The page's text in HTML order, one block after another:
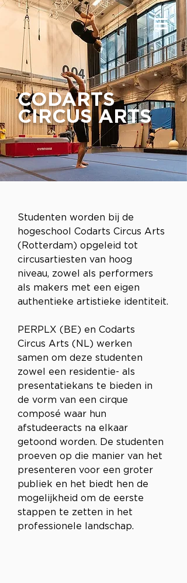
CODARTS
CIRCUS ARTS
Studenten worden bij de
hogeschool Codarts Circus Arts
(Rotterdam) opgeleid tot
circusartiesten van hoog
niveau, zowel als performers
als makers met een eigen
authentieke artistieke identiteit.
PERPLX (BE) en Codarts
Circus Arts (NL) werken
samen om deze studenten
zowel een residentie- als
presentatiekans te bieden in
de vorm van een cirque
composé waar hun
afstudeeracts na elkaar
getoond worden. De studenten
proeven op die manier van het
presenteren voor een groter
publiek en het biedt hen de
mogelijkheid om de eerste
stappen te zetten in het
professionele landschap.